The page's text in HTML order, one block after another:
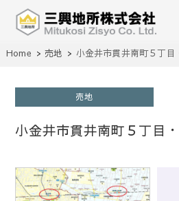
三興地所株式会
Home 売地 小金井市貫井南町５丁目
売地
小金井市貫井南町５丁目